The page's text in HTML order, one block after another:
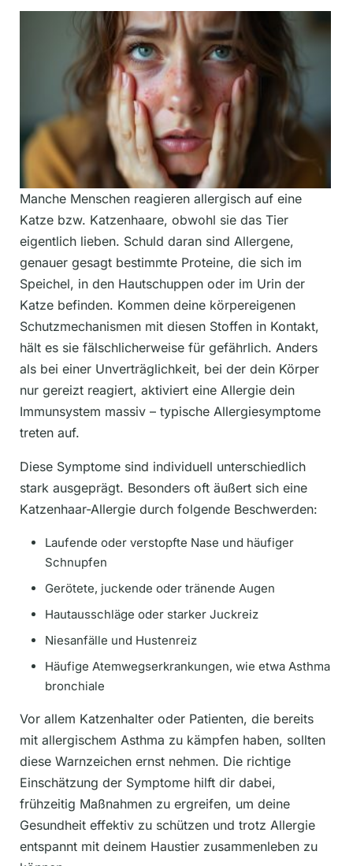
Manche Menschen reagieren allergisch auf eine
Katze bzw. Katzenhaare, obwohl sie das Tier
eigentlich lieben. Schuld daran sind Allergene,
genauer gesagt bestimmte Proteine, die sich im
Speichel, in den Hautschuppen oder im Urin der
Katze befinden. Kommen deine körpereigenen
Schutzmechanismen mit diesen Stoffen in Kontakt,
hält es sie fälschlicherweise für gefährlich. Anders
als bei einer Unverträglichkeit, bei der dein Körper
nur gereizt reagiert, aktiviert eine Allergie dein
Immunsystem massiv – typische Allergiesymptome
treten auf.
Diese Symptome sind individuell unterschiedlich
stark ausgeprägt. Besonders oft äußert sich eine
Katzenhaar-Allergie durch folgende Beschwerden:
Laufende oder verstopfte Nase und häufiger
Schnupfen
Gerötete, juckende oder tränende Augen
Hautausschläge oder starker Juckreiz
Niesanfälle und Hustenreiz
Häufige Atemwegserkrankungen, wie etwa Asthma
bronchiale
Vor allem Katzenhalter oder Patienten, die bereits
mit allergischem Asthma zu kämpfen haben, sollten
diese Warnzeichen ernst nehmen. Die richtige
Einschätzung der Symptome hilft dir dabei,
frühzeitig Maßnahmen zu ergreifen, um deine
Gesundheit effektiv zu schützen und trotz Allergie
entspannt mit deinem Haustier zusammenleben zu